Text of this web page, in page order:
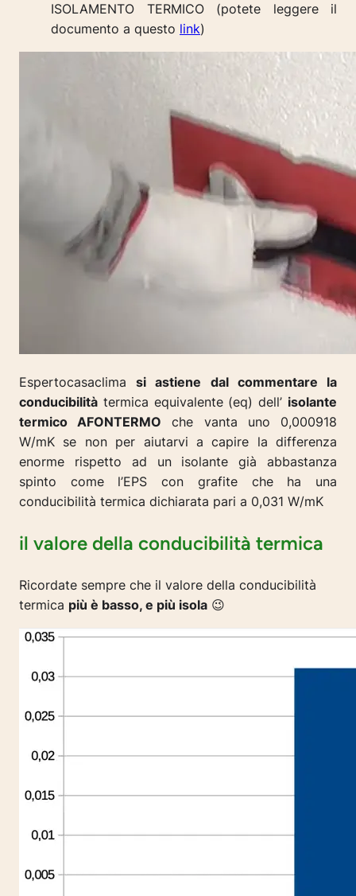
ISOLAMENTO TERMICO (potete leggere il
documento a questo link)
Espertocasaclimasi astiene dal commentare la
conducibilità termica equivalente (eq) dell’ isolante
termico AFONTERMO che vanta uno 0,000918
W/mK se non per aiutarvi a capire la differenza
enorme rispetto ad un isolante già abbastanza
spinto come l’EPS con grafite che ha una
conducibilità termica dichiarata pari a 0,031 W/mK
il valore della conducibilità termica
Ricordate sempre che il valore della conducibilità
termica più è basso, e più isola 😉